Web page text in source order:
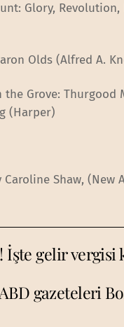
Glory,
Olds (Alfred A.
the Grove:
(Harper)
Shaw, (New
İşte gelir vergisi
ABD gazeteleri